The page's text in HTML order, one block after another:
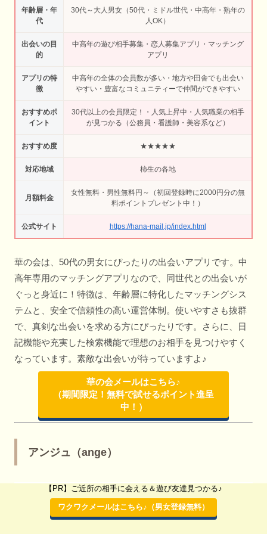
年齢層・年
代
30代～大人男女（50代・ミドル世代・中高年・熟年の
人OK）
出会いの目
的
中高年の遊び相手募集・恋人募集アプリ・マッチング
アプリ
アプリの特
徴
中高年の全体の会員数が多い・地方や田舎でも出会い
やすい・豊富なコミュニティーで仲間ができやすい
おすすめポ
イント
30代以上の会員限定！・人気上昇中・人気職業の相手
が見つかる（公務員・看護師・美容系など）
おすすめ度 ★★★★★
対応地域 柿生の各地
月額料金
女性無料・男性無料円～（初回登録時に2000円分の無
料ポイントプレゼント中！）
公式サイト https://hana-mail.jp/index.html
華の会は、50代の男女にぴったりの出会いアプリです。中
高年専用のマッチングアプリなので、同世代との出会いが
ぐっと身近に！特徴は、年齢層に特化したマッチングシス
テムと、安全で信頼性の高い運営体制。使いやすさも抜群
で、真剣な出会いを求める方にぴったりです。さらに、日
記機能や充実した検索機能で理想のお相手を見つけやすく
なっています。素敵な出会いが待っていますよ♪
華の会メールはこちら♪
（期間限定！無料で試せるポイント進呈
中！）
アンジュ（ange）
【PR】ご近所の相手に会える＆遊び友達見つかる♪
ワクワクメールはこちら♪（男女登録無料）